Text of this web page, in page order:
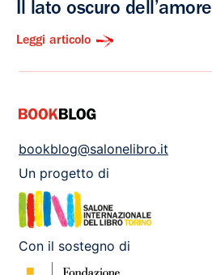
Il lato oscuro dell’amore
Leggi articolo
bookblog@salonelibro.it
Un progetto di
Con il sostegno di